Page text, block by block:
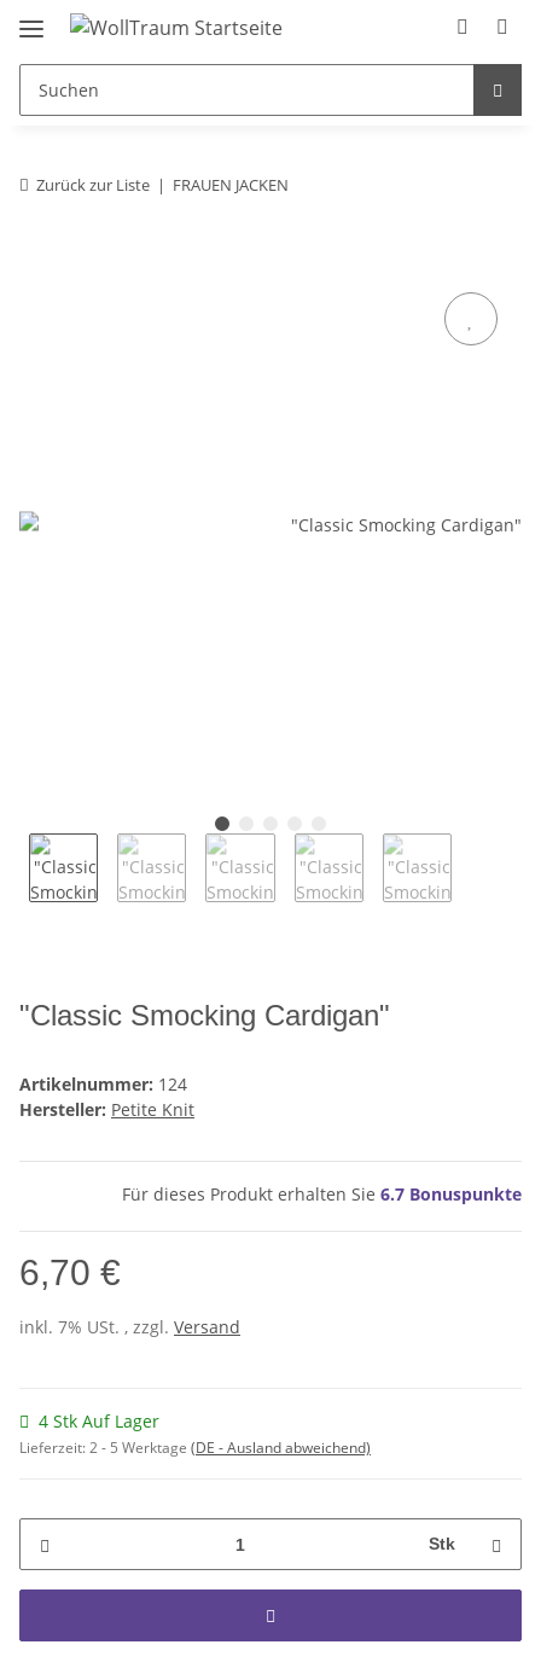
Zurück zur Liste FRAUEN JACKEN
"Classic Smocking Cardigan"
Artikelnummer: 124
Hersteller: Petite Knit
Für dieses Produkt erhalten Sie 6.7 Bonuspunkte
6,70 €
inkl. 7% USt. , zzgl. Versand
4 Stk Auf Lager
Lieferzeit:2 - 5 Werktage (DE - Ausland abweichend)
Stk